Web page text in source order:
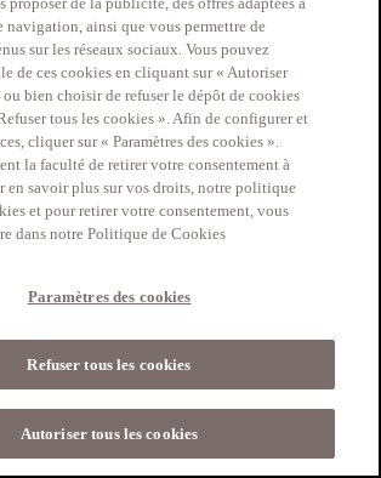
following has been agreed:
GTC, including this preamble, and
letter, whether used in the singular or plural,
given below.
adult natural person with full legal capacity to
acting for their own needs and excluding any
resale, distribution, or similar of all or part
to the GTC and the Special Conditions
Confirmation Email.
in the Special Conditions of the Reserved Rate
Policy, as applicable, for all cancellations of
Client.
Legal Terms Data Privacy
navigation, ainsi que vous permettre de
sur les réseaux sociaux. Vous pouvez
de ces cookies en cliquant sur « Autoriser
bien choisir de refuser le dépôt de cookies
tous les cookies ». Afin de configurer et
cliquer sur « Paramètres des cookies ».
la faculté de retirer votre consentement à
en savoir plus sur vos droits, notre politique
et pour retirer votre consentement, vous
dans notre Politique de Cookies
Paramètres des cookies
Refuser tous les cookies
Autoriser tous les cookies